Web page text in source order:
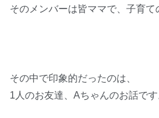
そのメンバーは皆ママで、子育て
その中で印象的だったのは、
1人のお友達、Aちゃんのお話です